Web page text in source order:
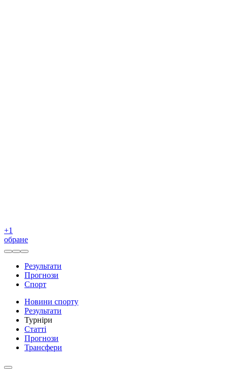
+1
обране
Результати
Прогнози
Спорт
Новини спорту
Результати
Турніри
Статті
Прогнози
Трансфери